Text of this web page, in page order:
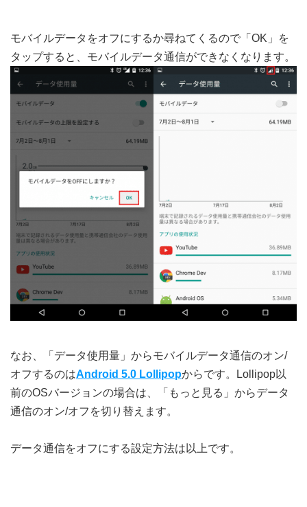
モバイルデータをオフにするか尋ねてくるので「OK」を
タップすると、モバイルデータ通信ができなくなります。
なお、「データ使用量」からモバイルデータ通信のオン/
オフするのはAndroid 5.0 Lollipopからです。Lollipop以
前のOSバージョンの場合は、「もっと見る」からデータ
通信のオン/オフを切り替えます。
データ通信をオフにする設定方法は以上です。